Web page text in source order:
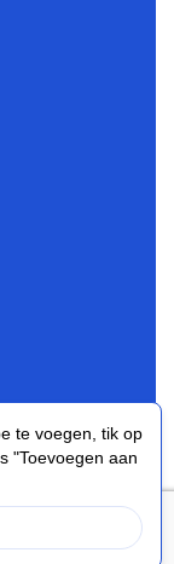
te voegen, tik op
"Toevoegen aan